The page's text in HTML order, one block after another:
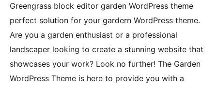
Greengrass block editor garden WordPress theme
perfect solution for your gardern WordPress theme.
Are you a garden enthusiast or a professional
landscaper looking to create a stunning website that
showcases your work? Look no further! The Garden
WordPress Theme is here to provide you with a